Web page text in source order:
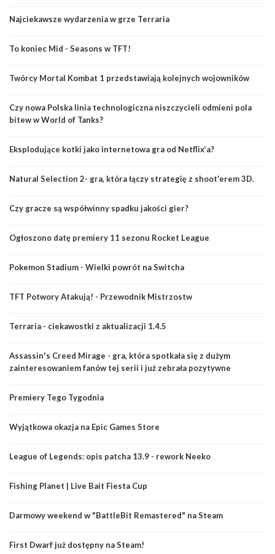
Najciekawsze wydarzenia w grze Terraria
To koniec Mid - Seasons w TFT!
Twórcy Mortal Kombat 1 przedstawiają kolejnych wojowników
Czy nowa Polska linia technologiczna niszczycieli odmieni pola
bitew w World of Tanks?
Eksplodujące kotki jako internetowa gra od Netflix’a?
Natural Selection 2- gra, która łączy strategię z shoot'erem 3D.
Czy gracze są współwinny spadku jakości gier?
Ogłoszono datę premiery 11 sezonu Rocket League
Pokemon Stadium - Wielki powrót na Switcha
TFT Potwory Atakują! - Przewodnik Mistrzostw
Terraria - ciekawostki z aktualizacji 1.4.5
Assassin's Creed Mirage - gra, która spotkała się z dużym
zainteresowaniem fanów tej serii i już zebrała pozytywne
Premiery Tego Tygodnia
Wyjątkowa okazja na Epic Games Store
League of Legends: opis patcha 13.9 - rework Neeko
Fishing Planet | Live Bait Fiesta Cup
Darmowy weekend w "BattleBit Remastered" na Steam
First Dwarf już dostępny na Steam!